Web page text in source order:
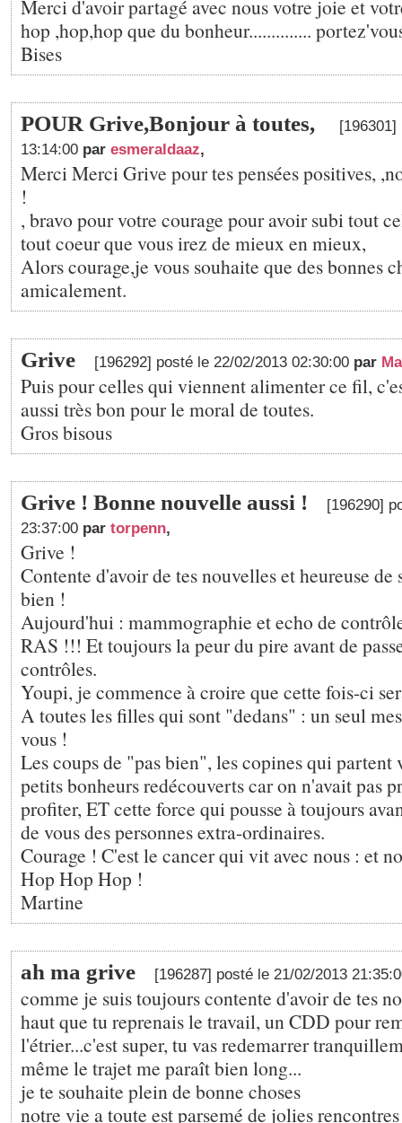
Merci d'avoir partagé avec nous votre joie et
hop ,hop,hop que du bonheur..............
Bises
POUR Grive,Bonjour à toutes,
[196301]
13:14:00 par esmeraldaaz,
Merci Merci Grive pour tes pensées positives,
!
, bravo pour votre courage pour avoir subi tout
tout coeur que vous irez de mieux en mieux,
Alors courage,je vous souhaite que des bonnes
amicalement.
Grive [196292] posté le 22/02/2013 02:30:00 par
Puis pour celles qui viennent alimenter ce fil,
aussi très bon pour le moral de toutes.
Gros bisous
Grive ! Bonne nouvelle aussi !
[196290]
23:37:00 par torpenn,
Grive !
Contente d'avoir de tes nouvelles et heureuse de
bien !
Aujourd'hui : mammographie et echo de
RAS !!! Et toujours la peur du pire avant de
contrôles.
Youpi, je commence à croire que cette fois-ci
A toutes les filles qui sont "dedans" : un seul
vous !
Les coups de "pas bien", les copines qui partent
petits bonheurs redécouverts car on n'avait pas
profiter, ET cette force qui pousse à toujours
de vous des personnes extra-ordinaires.
Courage ! C'est le cancer qui vit avec nous : et
Hop Hop Hop !
Martine
ah ma grive [196287] posté le 21/02/2013
comme je suis toujours contente d'avoir de tes
haut que tu reprenais le travail, un CDD pour
l'étrier...c'est super, tu vas redemarrer
même le trajet me paraît bien long...
je te souhaite plein de bonne choses
notre vie a toute est parsemé de jolies